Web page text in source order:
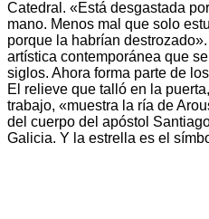
Catedral. «Está desgastada
mano. Menos mal que solo
porque la habrían
artística contemporánea que
siglos. Ahora forma parte de
El relieve que talló en la
trabajo, «muestra la ría de
del cuerpo del apóstol
Galicia. Y la estrella es el